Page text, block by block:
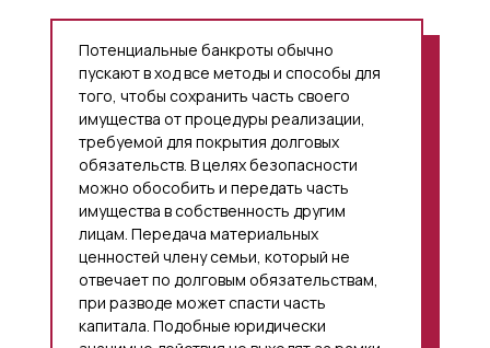
Потенциальные банкроты обычно
пускают в ход все методы и способы для
того, чтобы сохранить часть своего
имущества от процедуры реализации,
требуемой для покрытия долговых
обязательств. В целях безопасности
можно обособить и передать часть
имущества в собственность другим
лицам. Передача материальных
ценностей члену семьи, который не
отвечает по долговым обязательствам,
при разводе может спасти часть
капитала. Подобные юридически